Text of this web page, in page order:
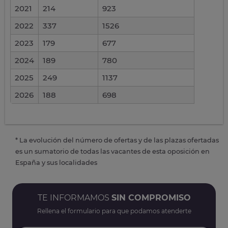
2021 214
923
2022
337
1526
2023
179
677
2024
189
780
2025
249
1137
2026
188 698
* La evolución del número de ofertas y de las plazas ofertadas
es un sumatorio de todas las vacantes de esta oposición en
España y sus localidades
TE INFORMAMOS SIN COMPROMISO
Rellena el formulario para que podamos atenderte